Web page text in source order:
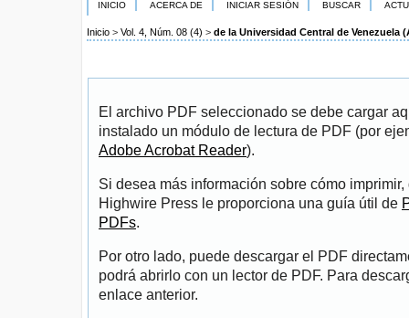
INICIO ACERCA DE INICIAR SESIÓN BUSCAR
Inicio > Vol. 4, Núm. 08 (4) > de la Universidad Central de Venezuela
El archivo PDF seleccionado se debe cargar
instalado un módulo de lectura de PDF (por
Adobe Acrobat Reader).
Si desea más información sobre cómo
Highwire Press le proporciona una guía útil de
PDFs.
Por otro lado, puede descargar el PDF
podrá abrirlo con un lector de PDF. Para
enlace anterior.